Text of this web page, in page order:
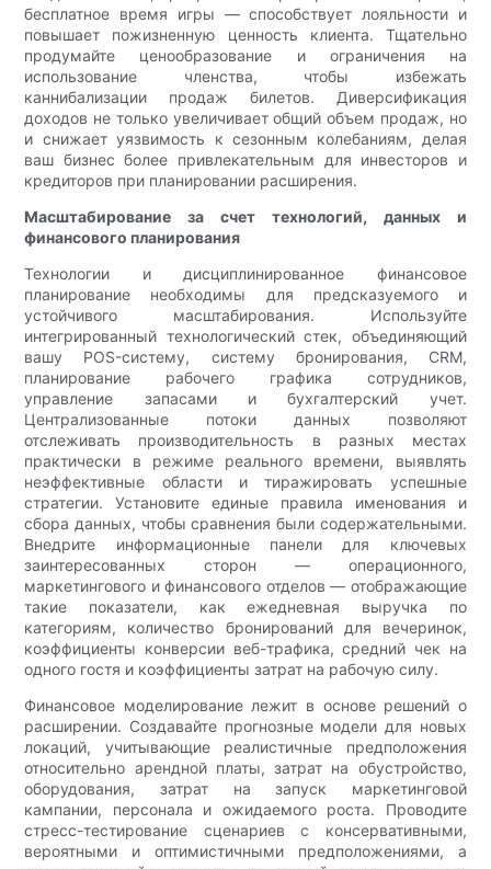
бесплатное время игры — способствует лояльности и
повышает пожизненную ценность клиента. Тщательно
продумайте ценообразование и ограничения на
использование членства, чтобы избежать
каннибализации продаж билетов. Диверсификация
доходов не только увеличивает общий объем продаж, но
и снижает уязвимость к сезонным колебаниям, делая
ваш бизнес более привлекательным для инвесторов и
кредиторов при планировании расширения.
Масштабирование за счет технологий, данных и
финансового планирования
Технологии и дисциплинированное финансовое
планирование необходимы для предсказуемого и
устойчивого масштабирования. Используйте
интегрированный технологический стек, объединяющий
вашу POS-систему, систему бронирования, CRM,
планирование рабочего графика сотрудников,
управление запасами и бухгалтерский учет.
Централизованные потоки данных позволяют
отслеживать производительность в разных местах
практически в режиме реального времени, выявлять
неэффективные области и тиражировать успешные
стратегии. Установите единые правила именования и
сбора данных, чтобы сравнения были содержательными.
Внедрите информационные панели для ключевых
заинтересованных сторон — операционного,
маркетингового и финансового отделов — отображающие
такие показатели, как ежедневная выручка по
категориям, количество бронирований для вечеринок,
коэффициенты конверсии веб-трафика, средний чек на
одного гостя и коэффициенты затрат на рабочую силу.
Финансовое моделирование лежит в основе решений о
расширении. Создавайте прогнозные модели для новых
локаций, учитывающие реалистичные предположения
относительно арендной платы, затрат на обустройство,
оборудования, затрат на запуск маркетинговой
кампании, персонала и ожидаемого роста. Проводите
стресс-тестирование сценариев с консервативными,
вероятными и оптимистичными предположениями, а